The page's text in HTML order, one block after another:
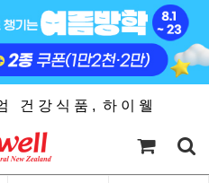
건 강 식 품 , 하 이 웰